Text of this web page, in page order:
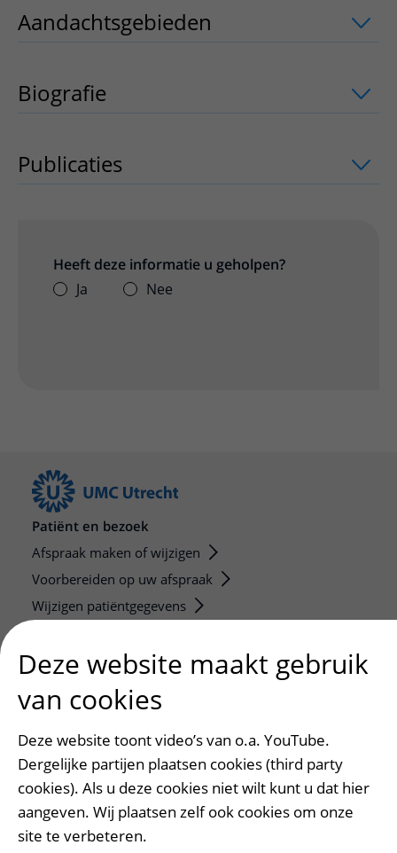
Aandachtsgebieden uitklapper, klik
Biografie
Publicaties uitklapper, klik om te
Heeft deze informatie u geholpen?
Ja
Nee
Patiënt en bezoek
Afspraak maken of wijzigen
Voorbereiden op uw afspraak
Wijzigen patiëntgegevens
Bezoektijden
Onderwijs en onderzoek
Onze opleidingen
De Nieuwe Utrechtse School
Stage en opleidingsplaatsen
Research
Strategic programs
Deze website maakt gebruik
van cookies
Deze website toont video’s van o.a. YouTube.
Dergelijke partijen plaatsen cookies (third party
cookies). Als u deze cookies niet wilt kunt u dat hier
aangeven. Wij plaatsen zelf ook cookies om onze
site te verbeteren.